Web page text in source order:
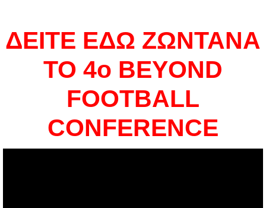
ΔΕΙΤΕ ΕΔΩ ΖΩΝΤΑΝΑ
ΤΟ 4o BEYOND
FOOTBALL
CONFERENCE